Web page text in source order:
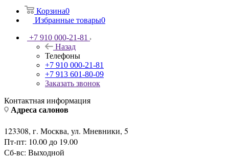
Корзина0
Избранные товары0
+7 910 000-21-81
Назад
Телефоны
+7 910 000-21-81
+7 913 601-80-09
Заказать звонок
Контактная информация
Адреса салонов
123308, г. Москва, ул. Мневники, 5
Пт-пт: 10.00 до 19.00
Сб-вс: Выходной